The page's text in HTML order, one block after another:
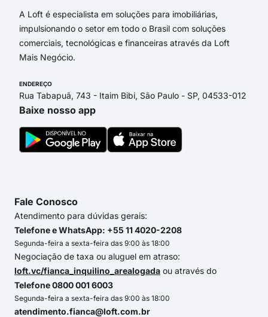
A Loft é especialista em soluções para imobiliárias,
impulsionando o setor em todo o Brasil com soluções
comerciais, tecnológicas e financeiras através da Loft
Mais Negócio.
ENDEREÇO
Rua Tabapuã, 743 - Itaim Bibi, São Paulo - SP, 04533-012
Baixe nosso app
Fale Conosco
Atendimento para dúvidas gerais:
Telefone e WhatsApp: +55 11 4020-2208
Segunda-feira a sexta-feira das 9:00 às 18:00
Negociação de taxa ou aluguel em atraso:
loft.vc/fianca_inquilino_arealogada ou através do
Telefone 0800 001 6003
Segunda-feira a sexta-feira das 9:00 às 18:00
atendimento.fianca@loft.com.br